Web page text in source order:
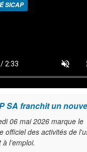
SICAP
SA franchit un
06 mai 2026 marque le
officiel des activités de
l’emploi.